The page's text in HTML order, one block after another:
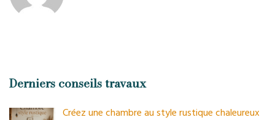
Derniers conseils travaux
Créez une chambre au style rustique chaleureux